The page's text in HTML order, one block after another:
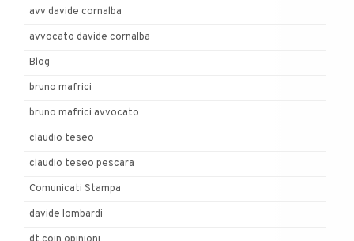
avv davide cornalba
avvocato davide cornalba
Blog
bruno mafrici
bruno mafrici avvocato
claudio teseo
claudio teseo pescara
Comunicati Stampa
davide lombardi